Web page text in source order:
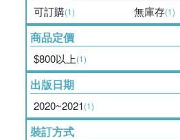
可訂購(1) 無庫存(1)
商品定價
$800以上(1)
出版日期
2020~2021(1)
裝訂方式